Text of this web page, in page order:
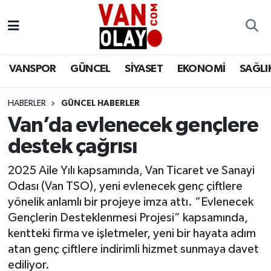
VANSPOR GÜNCEL SİYASET EKONOMİ
HABERLER GÜNCEL HABERLER
Van’da evlenecek gençlere
destek çağrısı
2025 Aile Yılı kapsamında, Van Ticaret ve Sanayi
Odası (Van TSO), yeni evlenecek genç çiftlere
yönelik anlamlı bir projeye imza attı. “Evlenecek
Gençlerin Desteklenmesi Projesi” kapsamında,
kentteki firma ve işletmeler, yeni bir hayata adım
atan genç çiftlere indirimli hizmet sunmaya davet
ediliyor.
Siyaset
Ekonomi
Sağlık
Eğitim
Bilim & Teknoloji
Dünya
Van Nöbetçi Eczaneler
Van Namaz Vakitleri
Van Trafik Yoğunluk Haritası
Süper Lig Puan Durumu ve Fikstür
Tüm Manşetler
Son Dakika Haberleri
Haber Arşivi